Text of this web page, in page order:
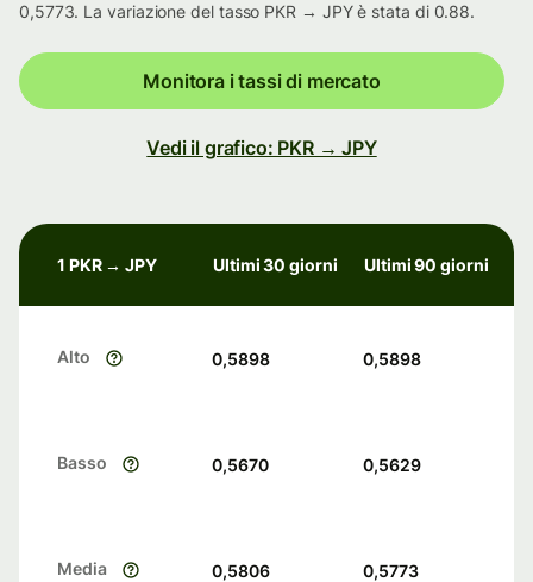
0,5773. La variazione del tasso PKR → JPY è stata di 0.88.
Monitora i tassi di mercato
Vedi il grafico: PKR → JPY
1 PKR → JPY Ultimi 30 giorni Ultimi 90 giorni
Alto 0,5898 0,5898
Basso 0,5670 0,5629
Media 0,5806 0,5773